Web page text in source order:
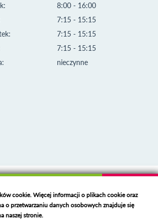
8:00 - 16:00
7:15 - 15:15
7:15 - 15:15
7:15 - 15:15
nieczynne
polspam.pl/
cookie. Więcej informacji o plikach cookie oraz
o przetwarzaniu danych osobowych znajduje się
naszej stronie.